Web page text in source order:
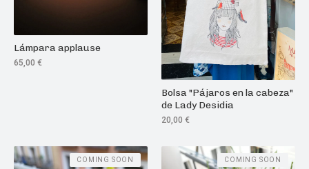
Lámpara applause
65,00 €
Bolsa "Pájaros en la cabeza"
de Lady Desidia
20,00 €
COMING SOON COMING SOON